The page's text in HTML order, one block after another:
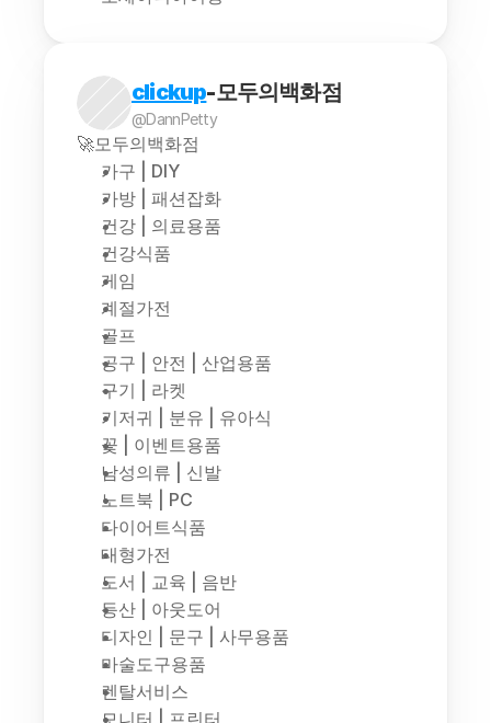
clickup-모두의백화점
@DannPetty
🚀모두의백화점
가구 | DIY
가방 | 패션잡화
건강 | 의료용품
건강식품
게임
계절가전
골프
공구 | 안전 | 산업용품
구기 | 라켓
기저귀 | 분유 | 유아식
꽃 | 이벤트용품
남성의류 | 신발
노트북 | PC
다이어트식품
대형가전
도서 | 교육 | 음반
등산 | 아웃도어
디자인 | 문구 | 사무용품
마술도구용품
렌탈서비스
모니터 | 프린터